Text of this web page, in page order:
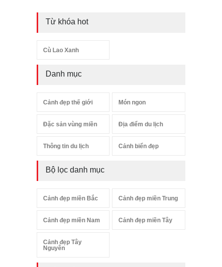
Từ khóa hot
Cù Lao Xanh
Danh mục
Cảnh đẹp thế giới Món ngon
Đặc sản vùng miền Địa điểm du lịch
Thông tin du lịch Cảnh biển đẹp
Bộ lọc danh mục
Cảnh đẹp miền Bắc Cảnh đẹp miền Trung
Cảnh đẹp miền Nam Cảnh đẹp miền Tây
Cảnh đẹp Tây
Nguyên